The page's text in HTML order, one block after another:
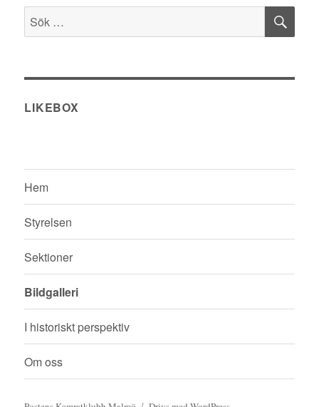
Sök
efter:
SÖK
LIKEBOX
Hem
Styrelsen
Sektioner
Bildgalleri
I historiskt perspektiv
Om oss